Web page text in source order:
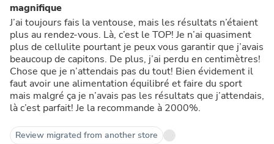
magnifique
J’ai toujours fais la ventouse, mais les résultats n’étaient
plus au rendez-vous. Là, c’est le TOP! Je n’ai quasiment
plus de cellulite pourtant je peux vous garantir que j’avais
beaucoup de capitons. De plus, j’ai perdu en centimètres!
Chose que je n’attendais pas du tout! Bien évidement il
faut avoir une alimentation équilibré et faire du sport
mais malgré ça je n’avais pas les résultats que j’attendais,
là c’est parfait! Je la recommande à 2000%.
Review migrated from another store